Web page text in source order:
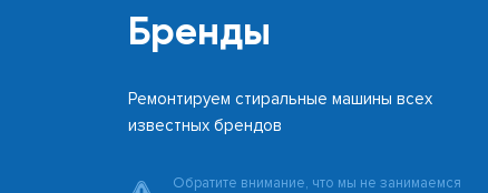
Бренды
Ремонтируем стиральные машины всех
известных брендов
Обратите внимание, что мы не занимаемся